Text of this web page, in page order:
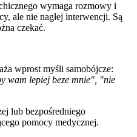
wymaga rozmowy i
ale nie nagłej interwencji. Są
czekać.
wprost myśli samobójcze:
wam lepiej beze mnie", "nie
lub bezpośredniego
pomocy medycznej.